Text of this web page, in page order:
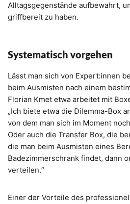
Alltagsgegenstände aufbewahrt,
griffbereit zu haben.
Systematisch vorgehen
Lässt man sich von Expert:innen
beim Ausmisten nach einem
Florian Kmet etwa arbeitet mit
„Ich biete etwa die Dilemma-Box
von dem man sich im Moment
Oder auch die Transfer Box, die
die man beim Ausmisten eines
Badezimmerschrank findet, dann
verteilen.“
Einer der Vorteile des